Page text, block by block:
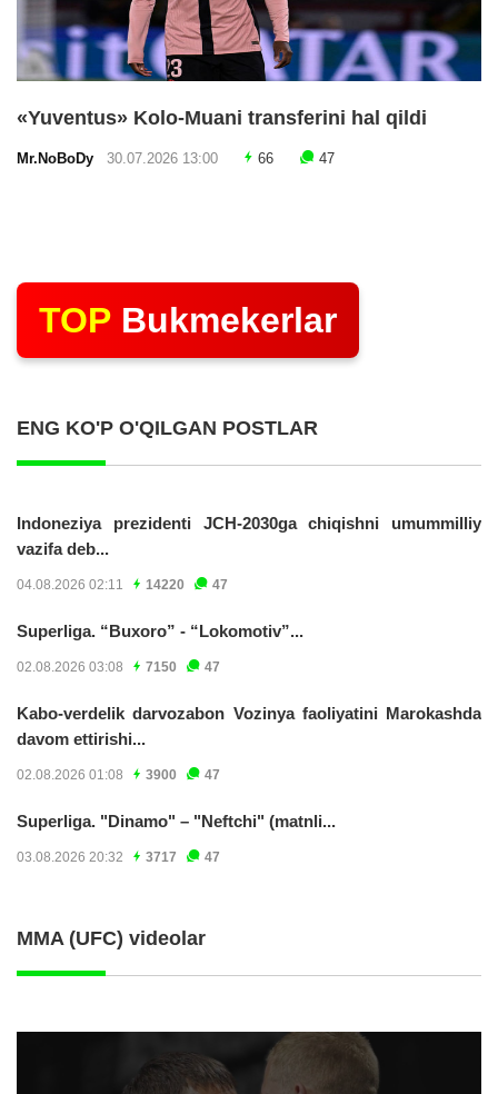
«Yuventus» Kolo-Muani transferini hal qildi
Mr.NoBoDy 30.07.2026 13:00 66 47
TOP Bukmekerlar
ENG KO'P O'QILGAN POSTLAR
Indoneziya prezidenti JCH-2030ga chiqishni umummilliy
vazifa deb...
04.08.2026 02:11 14220 47
Superliga. “Buxoro” - “Lokomotiv”...
02.08.2026 03:08 7150 47
Kabo-verdelik darvozabon Vozinya faoliyatini Marokashda
davom ettirishi...
02.08.2026 01:08 3900 47
Superliga. "Dinamo" – "Neftchi" (matnli...
03.08.2026 20:32 3717 47
MMA (UFC) videolar